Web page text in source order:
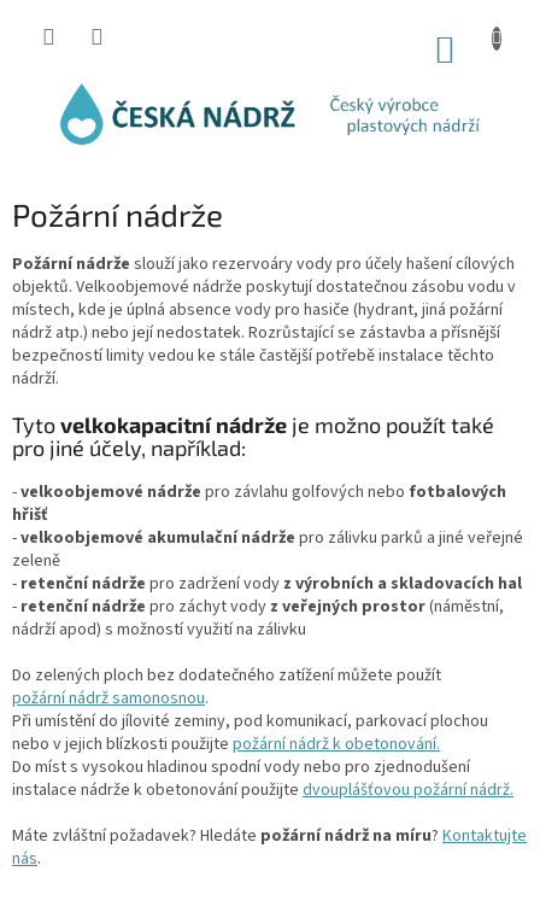
Požární nádrže
Požární nádrže slouží jako rezervoáry vody pro účely hašení cílových
objektů. Velkoobjemové nádrže poskytují dostatečnou zásobu vodu v
místech, kde je úplná absence vody pro hasiče (hydrant, jiná požární
nádrž atp.) nebo její nedostatek. Rozrůstající se zástavba a přísnější
bezpečností limity vedou ke stále častější potřebě instalace těchto
nádrží.
Tytovelkokapacitní nádrže je možno použít také
pro jiné účely, například:
-velkoobjemové nádrže pro závlahu golfových nebo fotbalových
hřišť
-velkoobjemové akumulační nádrže pro zálivku parků a jiné veřejné
zeleně
- retenční nádrže pro zadržení vody z výrobních a skladovacích hal
- retenční nádrže pro záchyt vody z veřejných prostor(náměstní,
nádrží apod) s možností využití na zálivku
Do zelených ploch bez dodatečného zatížení můžete použít
požární nádrž samonosnou.
Při umístění do jílovité zeminy, pod komunikací, parkovací plochou
nebo v jejich blízkosti použijte požární nádrž k obetonování.
Do míst s vysokou hladinou spodní vody nebo pro zjednodušení
instalace nádrže k obetonování použijte dvouplášťovou požární nádrž.
Máte zvláštní požadavek? Hledáte požární nádrž na míru? Kontaktujte
nás.